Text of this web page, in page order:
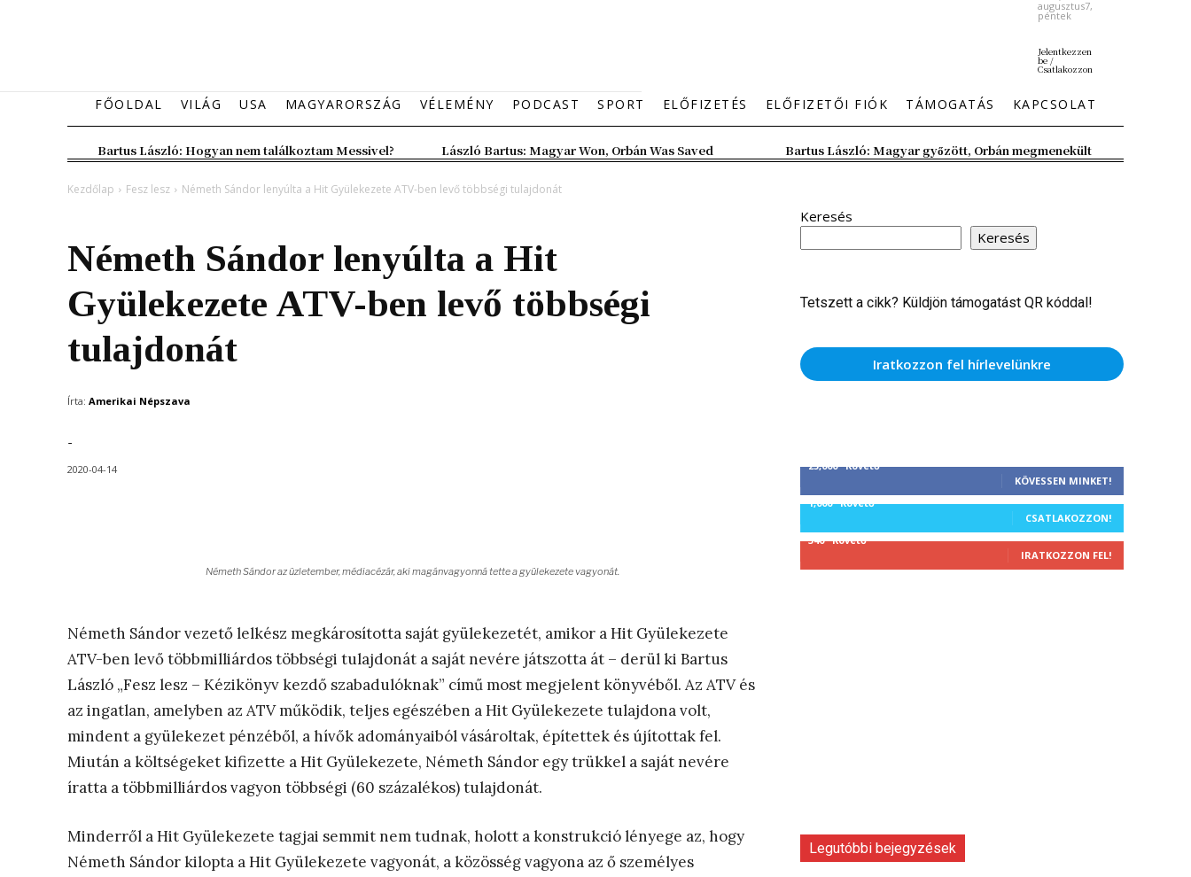
augusztus7,
péntek
Jelentkezzen
be /
Csatlakozzon
FŐOLDAL VILÁG USA MAGYARORSZÁG VÉLEMÉNY PODCAST SPORT ELŐFIZETÉS ELŐFIZETŐI FIÓK TÁMOGATÁS KAPCSOLAT
Bartus László: Hogyan nem találkoztam Messivel? László Bartus: Magyar Won, Orbán Was Saved Bartus László: Magyar győzött, Orbán megmenekült
Kezdőlap Fesz lesz Németh Sándor lenyúlta a Hit Gyülekezete ATV-ben levő többségi tulajdonát
Németh Sándor lenyúlta a Hit
Gyülekezete ATV-ben levő többségi
tulajdonát
Írta: Amerikai Népszava
-
2020-04-14
Németh Sándor az üzletember, médiacézár, aki magánvagyonná tette a gyülekezete vagyonát.
Németh Sándor vezető lelkész megkárosította saját gyülekezetét, amikor a Hit Gyülekezete
ATV-ben levő többmilliárdos többségi tulajdonát a saját nevére játszotta át – derül ki Bartus
László „Fesz lesz – Kézikönyv kezdő szabadulóknak” című most megjelent könyvéből. Az ATV és
az ingatlan, amelyben az ATV működik, teljes egészében a Hit Gyülekezete tulajdona volt,
mindent a gyülekezet pénzéből, a hívők adományaiból vásároltak, építettek és újítottak fel.
Miután a költségeket kifizette a Hit Gyülekezete, Németh Sándor egy trükkel a saját nevére
íratta a többmilliárdos vagyon többségi (60 százalékos) tulajdonát.
Minderről a Hit Gyülekezete tagjai semmit nem tudnak, holott a konstrukció lényege az, hogy
Németh Sándor kilopta a Hit Gyülekezete vagyonát, a közösség vagyona az ő személyes
Keresés
Keresés
Tetszett a cikk? Küldjön támogatást QR kóddal!
Iratkozzon fel hírlevelünkre
25,000 Követő
KÖVESSEN MINKET!
1,000 Követő
CSATLAKOZZON!
340 Követő
IRATKOZZON FEL!
Legutóbbi bejegyzések